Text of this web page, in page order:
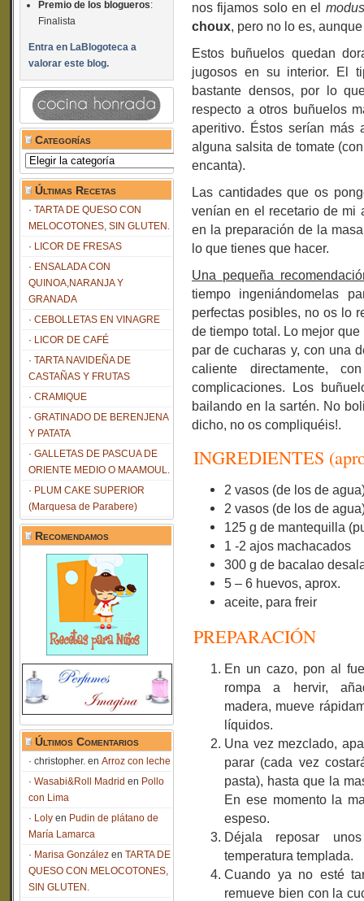
Premio de los blogueros:
Finalista
Entra en LaBlogoteca a
valorar este blog.
Categorías
Categorías
Últimas Recetas
TARTA DE QUESO CON
MELOCOTONES, SIN GLUTEN.
LICOR DE FRESAS
ENSALADA CON
QUINOA,NARANJA Y
GRANADA
CEBOLLETAS EN VINAGRE
LICOR DE CAFÉ
TARTA NAVIDEÑA DE
CASTAÑAS Y FRUTAS
CRAMIQUE
GRATINADO DE BERENJENA
Y PATATA
GALLETAS DE PASCUA DE
ORIENTE MEDIO O MAAMOUL.
PLUM CAKE SUPERIOR
(Marquesa de Parabere)
Recomendamos
Últimos Comentarios
christopher. en Arroz con leche
Wasabi&Roll Madrid en Pollo
con Lima
Loly en Pudin de plátano de
María Lamarca
Marisa González en TARTA DE
QUESO CON MELOCOTONES,
SIN GLUTEN.
nos fijamos solo en el
choux, pero no lo es,
Estos buñuelos quedan
jugosos en su interior. El
bastante densos, por lo
respecto a otros buñuelos
aperitivo. Éstos serían más
alguna salsita de tomate
encanta).
Las cantidades que os
venían en el recetario de mi
en la preparación de la
lo que tienes que hacer.
Una pequeña
tiempo ingeniándomelas
perfectas posibles, no os lo
de tiempo total. Lo mejor
par de cucharas y, con una
caliente directamente,
complicaciones. Los
bailando en la sartén. No
dicho, no os compliquéis!.
INGREDIENTES
2 vasos (de los de
2 vasos (de los de
125 g de mantequilla
1 -2 ajos machacados
300 g de bacalao
5 – 6 huevos, aprox.
aceite, para freir
PREPARACIÓN
En un cazo, pon al
rompa a hervir,
madera, mueve
líquidos.
Una vez mezclado,
parar (cada vez
pasta), hasta que la
En ese momento la
espeso.
Déjala reposar
temperatura templada.
Cuando ya no esté
remueve bien con la